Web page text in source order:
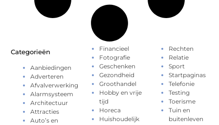
Categorieën
Aanbiedingen
Adverteren
Afvalverwerking
Alarmsysteem
Architectuur
Attracties
Auto’s en
Financieel
Fotografie
Geschenken
Gezondheid
Groothandel
Hobby en vrije
tijd
Horeca
Huishoudelijk
Rechten
Relatie
Sport
Startpaginas
Telefonie
Testing
Toerisme
Tuin en
buitenleven